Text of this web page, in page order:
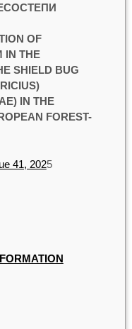
OF
IN THE
SHIELD BUG
IN THE
FOREST-
41, 2025